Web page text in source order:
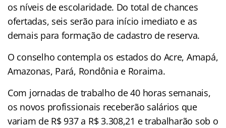
os níveis de escolaridade. Do total de chances
ofertadas, seis serão para início imediato e as
demais para formação de cadastro de reserva.
O conselho contempla os estados do Acre, Amapá,
Amazonas, Pará, Rondônia e Roraima.
Com jornadas de trabalho de 40 horas semanais,
os novos profissionais receberão salários que
variam de R$ 937 a R$ 3.308,21 e trabalharão sob o